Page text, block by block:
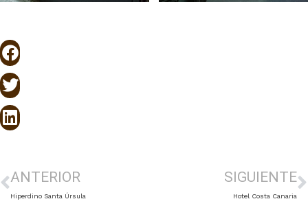
ANTERIOR
Hiperdino Santa Úrsula
SIGUIENTE
Hotel Costa Canaria